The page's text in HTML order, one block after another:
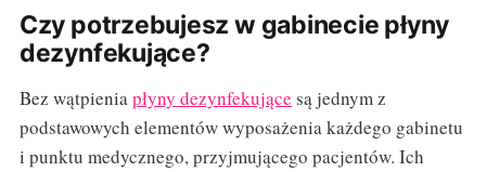
Czy potrzebujesz w gabinecie płyny
dezynfekujące?
Bez wątpieniapłyny dezynfekujące są jednym z
podstawowych elementów wyposażenia każdego gabinetu
i punktu medycznego, przyjmującego pacjentów. Ich